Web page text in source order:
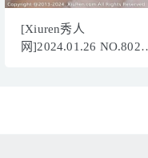
[Xiuren秀人
网]2024.01.26 NO.8026